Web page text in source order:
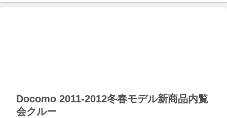
Docomo 2011-2012冬春モデル新商品内覧
会クルー